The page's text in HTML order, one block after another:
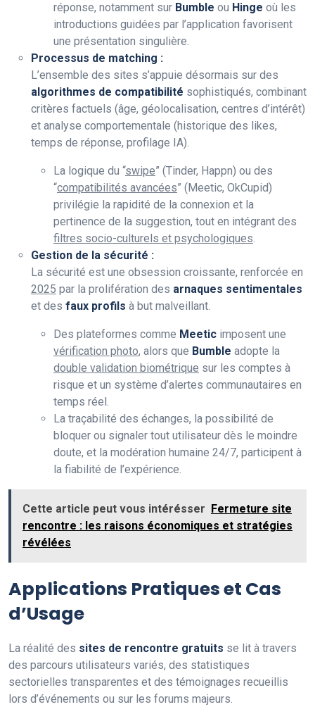
réponse, notamment sur Bumble ou Hinge où les
introductions guidées par l’application favorisent
une présentation singulière.
Processus de matching :
L’ensemble des sites s’appuie désormais sur des
algorithmes de compatibilité sophistiqués, combinant
critères factuels (âge, géolocalisation, centres d’intérêt)
et analyse comportementale (historique des likes,
temps de réponse, profilage IA).
La logique du “swipe” (Tinder, Happn) ou des
“compatibilités avancées” (Meetic, OkCupid)
privilégie la rapidité de la connexion et la
pertinence de la suggestion, tout en intégrant des
filtres socio-culturels et psychologiques.
Gestion de la sécurité :
La sécurité est une obsession croissante, renforcée en
2025 par la prolifération des arnaques sentimentales
et des faux profils à but malveillant.
Des plateformes comme Meetic imposent une
vérification photo, alors que Bumble adopte la
double validation biométrique sur les comptes à
risque et un système d’alertes communautaires en
temps réel.
La traçabilité des échanges, la possibilité de
bloquer ou signaler tout utilisateur dès le moindre
doute, et la modération humaine 24/7, participent à
la fiabilité de l’expérience.
Cette article peut vous intérésser
Fermeture site
rencontre : les raisons économiques et stratégies
révélées
Applications Pratiques et Cas
d’Usage
La réalité des sites de rencontre gratuits se lit à travers
des parcours utilisateurs variés, des statistiques
sectorielles transparentes et des témoignages recueillis
lors d’événements ou sur les forums majeurs.